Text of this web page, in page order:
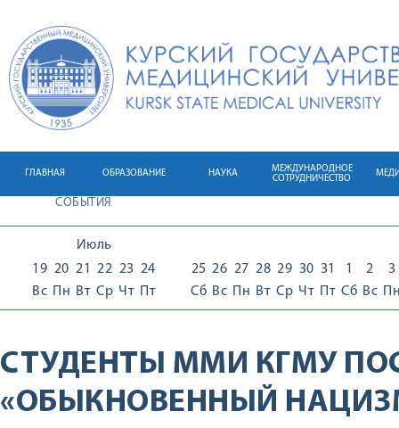
ГЛАВНАЯ ОБРАЗОВАНИЕ НАУКА
МЕЖДУНАРОДНОЕ
СОТРУДНИЧЕСТВО
СОБЫТИЯ
Июль
19
Вс
20
Пн
21
Вт
22
Ср
23
Чт
24
Пт
25
Сб
26
Вс
27
Пн
28
Вт
29
Ср
30
Чт
31
Пт
1
Сб
2
Вс
3
СТУДЕНТЫ ММИ КГМУ
«ОБЫКНОВЕННЫЙ